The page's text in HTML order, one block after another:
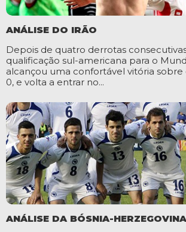
ANÁLISE DO IRÃO
Depois de quatro derrotas
qualificação sul-americana para o
alcançou uma confortável vitória sobre
0, e volta a entrar no...
ANÁLISE DA BÓSNIA-HERZEGOVINA